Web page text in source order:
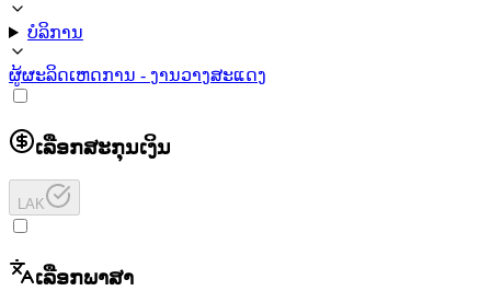
ບໍລິການ
ຜູ້ຜະລິດເຫດການ - ງານວາງສະແດງ
ເລືອກສະກຸນເງິນ
LAK
ເລືອກພາສາ